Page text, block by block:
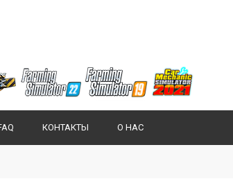
КОНТАКТЫ О НАС